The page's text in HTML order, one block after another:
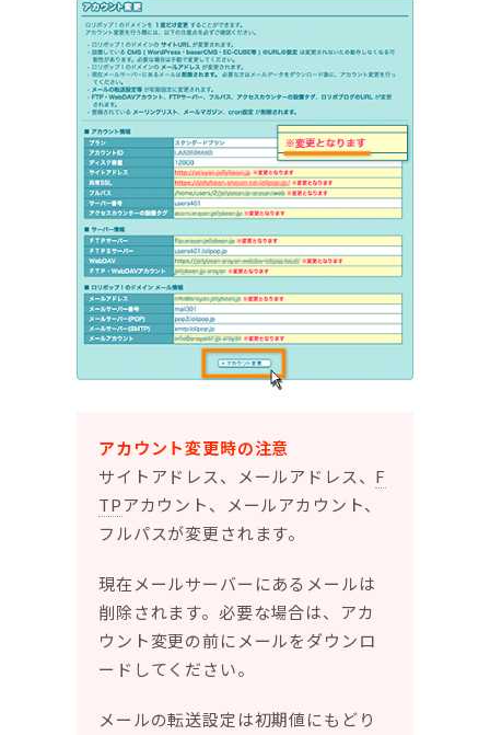
アカウント変更時の注意
サイトアドレス、メールアドレス、 F
TPアカウント、メールアカウント、
フルパスが変更されます。
現在メールサーバーにあるメールは
削除されます。必要な場合は、アカ
ウント変更の前にメールをダウンロ
ードしてください。
メールの転送設定は初期値にもどり